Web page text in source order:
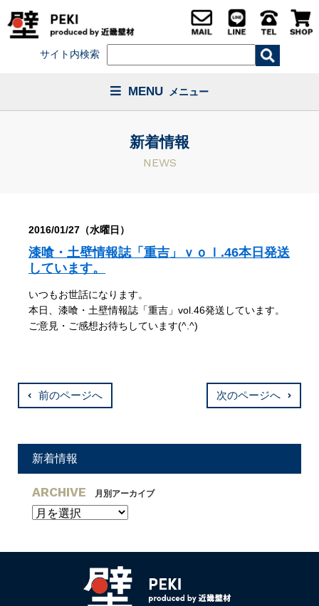
サイト内検索
MENU メニュー
新着情報
NEWS
2016/01/27（水曜日）
漆喰・土壁情報誌「重吉」ｖｏｌ.46本日発送
しています。
いつもお世話になります。
本日、漆喰・土壁情報誌「重吉」vol.46発送しています。
ご意見・ご感想お待ちしています(^.^)
前のページへ 次のページへ
新着情報
ARCHIVE 月別アーカイブ